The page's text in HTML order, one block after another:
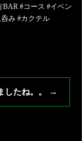
BAR #コース #イベン
み #カクテル
したね。。 →